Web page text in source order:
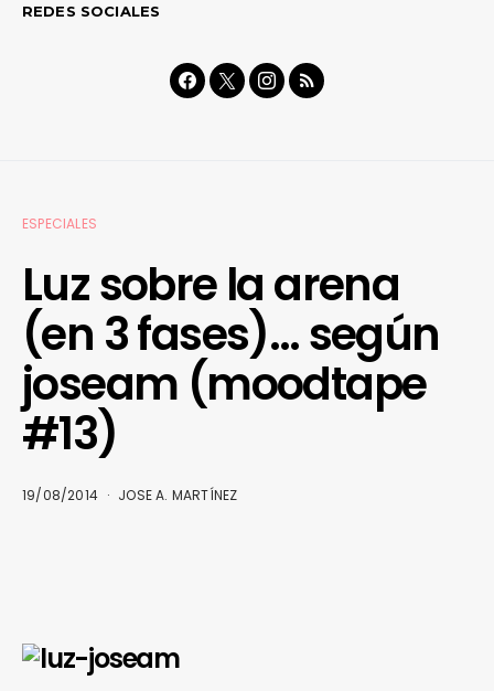
REDES SOCIALES
ESPECIALES
Luz sobre la arena
(en 3 fases)… según
joseam (moodtape
#13)
19/08/2014 JOSE A. MARTÍNEZ